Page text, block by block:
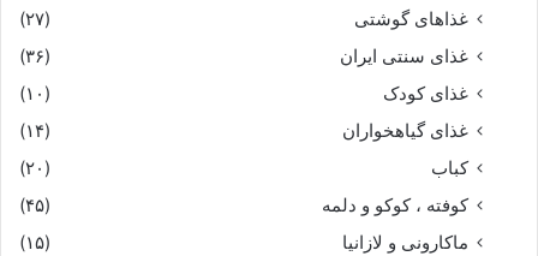
غذاهای گوشتی
(۲۷)
غذای سنتی ایران
(۳۶)
غذای کودک
(۱۰)
غذای گیاهخواران
(۱۴)
کباب
(۲۰)
کوفته ، کوکو و دلمه
(۴۵)
ماکارونی و لازانیا
(۱۵)